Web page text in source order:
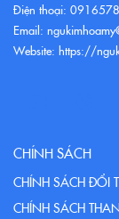
Điện thoại:
Email:
Website: https://
CHÍNH SÁCH
CHÍNH SÁCH ĐỔI
CHÍNH SÁCH